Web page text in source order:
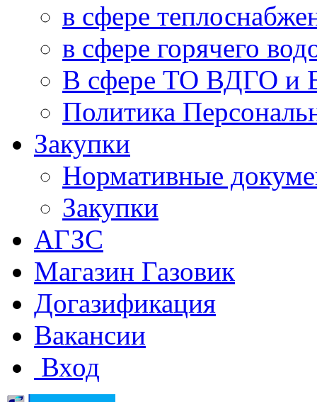
в сфере
в сфере горячего
В сфере ТО ВДГО и
Политика
Закупки
Нормативные
Закупки
АГЗС
Магазин Газовик
Догазификация
Вакансии
Вход